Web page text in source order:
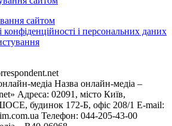
сайтом
конфіденційності і персональних даних
медіа Назва онлайн-медіа –
Адреса: 02091, місто Київ,
будинок 172-Б, офіс 208/1 E-mail:
Телефон: 044-205-43-00